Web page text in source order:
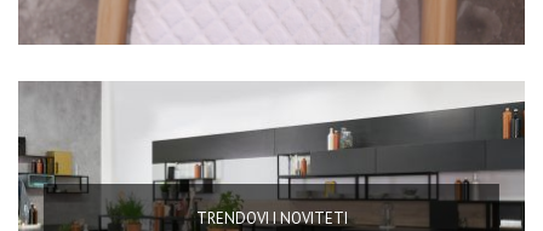
TRENDOVI I NOVITETI